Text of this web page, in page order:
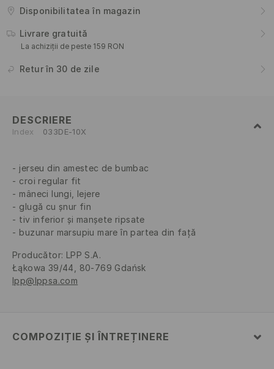
Disponibilitatea în magazin
Livrare gratuită
La achiziții de peste 159 RON
Retur în 30 de zile
DESCRIERE
Index 033DE-10X
jerseu din amestec de bumbac
croi regular fit
mâneci lungi, lejere
glugă cu șnur fin
tiv inferior și manșete ripsate
buzunar marsupiu mare în partea din față
Producător: LPP S.A.
Łąkowa 39/44, 80-769 Gdańsk
lpp@lppsa.com
COMPOZIȚIE ȘI ÎNTREȚINERE